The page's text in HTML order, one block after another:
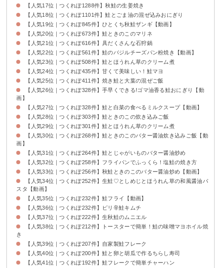
【人気17位｜つくれぽ1288件】秋鮭の生姜焼き
【人気18位｜つくれぽ1101件】鮭とごま油の混ぜ込みおにぎり
【人気19位｜つくれぽ845件】ひとくち秋鮭ザンギ【動画】
【人気20位｜つくれぽ673件】鮭ときのこのマリネ
【人気21位｜つくれぽ616件】具だくさんな石狩鍋
【人気22位｜つくれぽ561件】鮭のバジルチーズパン粉焼き【動画】
【人気23位｜つくれぽ508件】鮭とほうれん草のクリーム煮
【人気24位｜つくれぽ435件】甘くて美味しい！鮭マヨ
【人気25位｜つくれぽ411件】焼き鮭と大葉の混ぜご飯
【人気26位｜つくれぽ328件】手早くできる!ゴマ油香る鮭おにぎり【動
画】
【人気27位｜つくれぽ328件】鮭と白菜の食べるミルクスープ【動画】
【人気28位｜つくれぽ303件】鮭ときのこの炊き込みご飯
【人気29位｜つくれぽ301件】鮭とほうれん草のクリーム煮
【人気30位｜つくれぽ268件】鮭ときのこのバター醤油炊き込みご飯【動
画】
【人気31位｜つくれぽ264件】鮭とじゃがいものバター醤油炒め
【人気32位｜つくれぽ258件】フライパンでふっくら！塩鮭の焼き方
【人気33位｜つくれぽ256件】秋鮭ときのこのバター醤油炒め【動画】
【人気34位｜つくれぽ252件】生鮭♡としめじとほうれん草の和風醤油パ
スタ【動画】
【人気35位｜つくれぽ232件】鮭フライ【動画】
【人気36位｜つくれぽ232件】ピリ辛鮭キムチ
【人気37位｜つくれぽ222件】生秋鮭のムニエル
【人気38位｜つくれぽ212件】トースターで簡単！鮭の味噌マヨホイル焼
き
【人気39位｜つくれぽ207件】自家製鮭フレーク
【人気40位｜つくれぽ200件】鮭と卵と胡瓜で作るちらし寿司
【人気41位｜つくれぽ192件】鮭フレークで簡単チャーハン